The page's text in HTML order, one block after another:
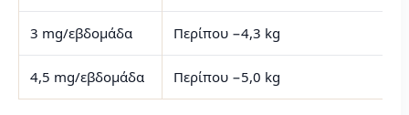
3 mg/εβδομάδα Περίπου −4,3 kg
4,5 mg/εβδομάδα Περίπου −5,0 kg